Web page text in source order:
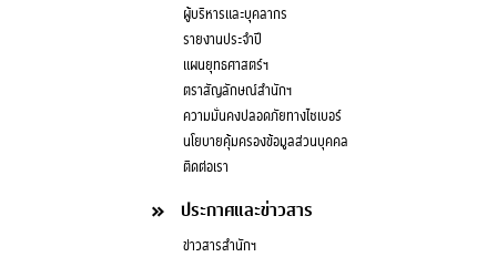
ผู้บริหารและบุคลากร
รายงานประจำปี
แผนยุทธศาสตร์ฯ
ตราสัญลักษณ์สำนักฯ
ความมั่นคงปลอดภัยทางไซเบอร์
นโยบายคุ้มครองข้อมูลส่วนบุคคล
ติดต่อเรา
ประกาศและข่าวสาร
ข่าวสารสำนักฯ